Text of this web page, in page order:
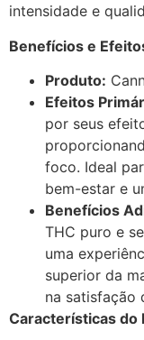
intensidade e
Benefícios e
Produto:
Efeitos
por seus
foco. Ideal
bem-estar e
Benefícios
THC puro e
uma
superior da
na satisfação
Características do